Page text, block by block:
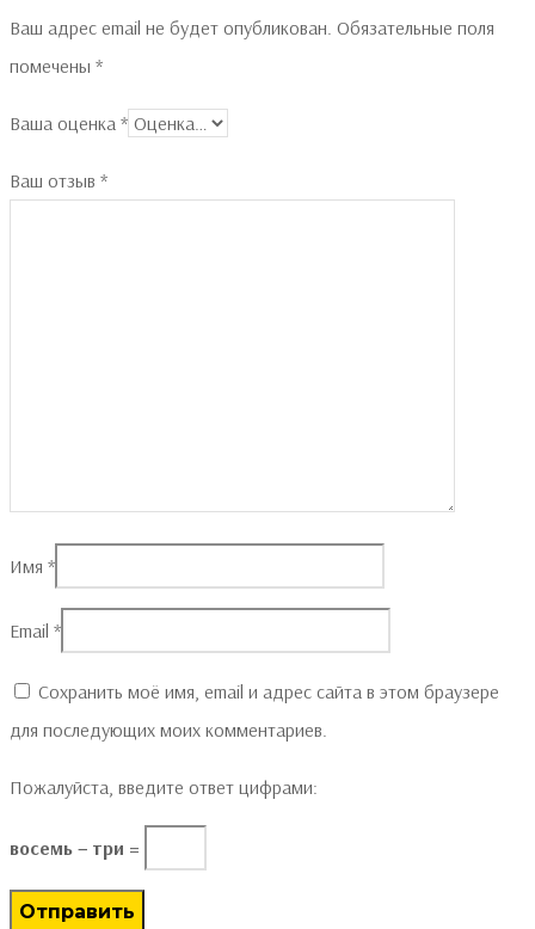
Ваш адрес email не будет опубликован. Обязательные поля
помечены *
Ваша оценка *
Ваш отзыв *
Имя *
Email *
Сохранить моё имя, email и адрес сайта в этом браузере
для последующих моих комментариев.
Пожалуйста, введите ответ цифрами:
восемь − три =